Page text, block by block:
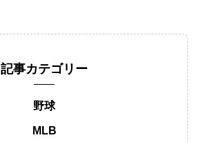
記事カテゴリー
野球
MLB